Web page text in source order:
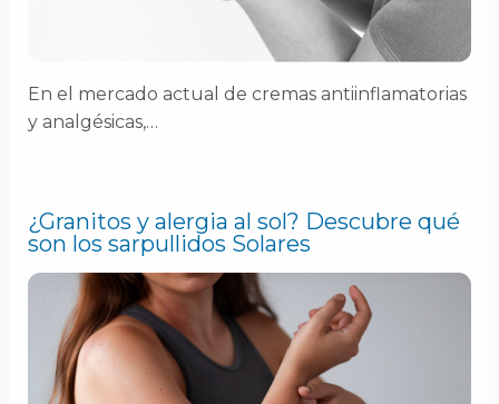
En el mercado actual de cremas antiinflamatorias
y analgésicas,…
¿Granitos y alergia al sol? Descubre qué
son los sarpullidos Solares